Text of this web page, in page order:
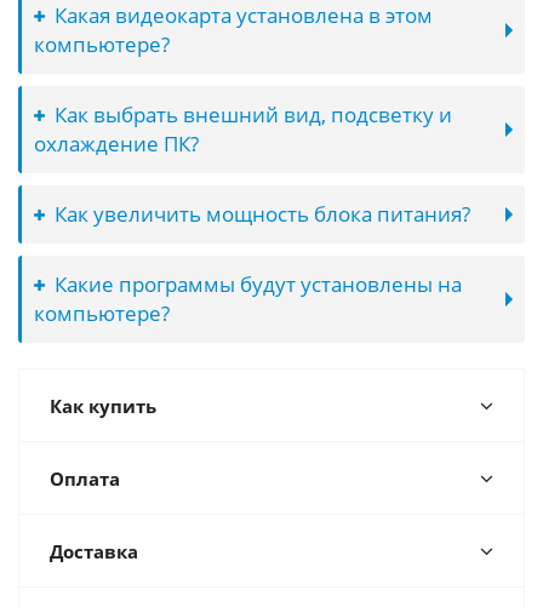
Какая видеокарта установлена в этом
компьютере?
Как выбрать внешний вид, подсветку и
охлаждение ПК?
Как увеличить мощность блока питания?
Какие программы будут установлены на
компьютере?
Как купить
Оплата
Доставка